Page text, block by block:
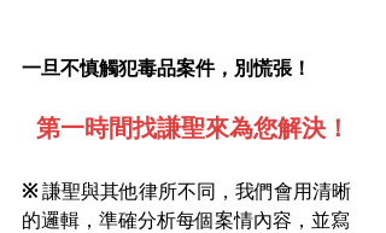
一旦不慎觸犯毒品案件，別慌張！
第一時間找謙聖來為您解決！
※ 謙聖與其他律所不同，我們會用清晰
的邏輯，準確分析每個案情內容，並寫